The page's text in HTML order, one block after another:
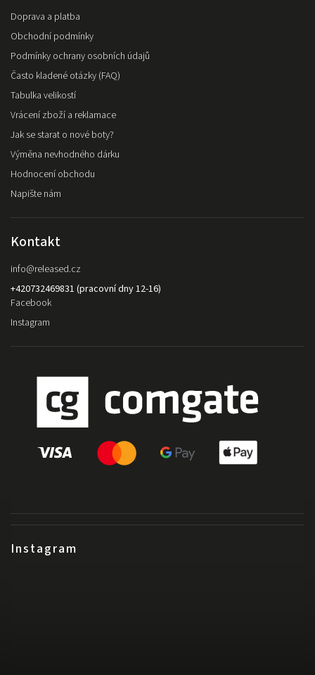
Instagram
Doprava a platba
Obchodní podmínky
Podmínky ochrany osobních údajů
Často kladené otázky (FAQ)
Tabulka velikostí
Vrácení zboží a reklamace
Jak se starat o nové boty?
Výměna nevhodného dárku
Hodnocení obchodu
Napište nám
Kontakt
info@released.cz
+420732469831 (pracovní dny 12-16)
Facebook
Instagram